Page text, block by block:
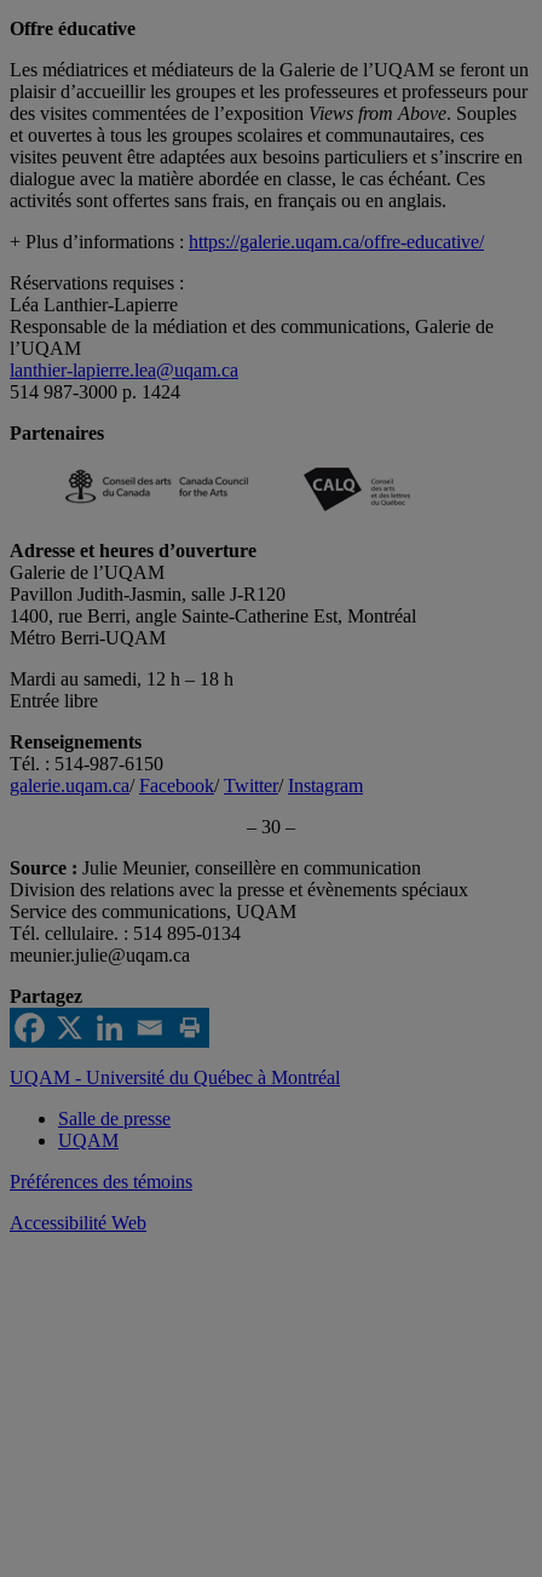
Offre éducative
Les médiatrices et médiateurs de la Galerie de l’UQAM se feront un
plaisir d’accueillir les groupes et les professeures et professeurs pour
des visites commentées de l’exposition Views from Above. Souples
et ouvertes à tous les groupes scolaires et communautaires, ces
visites peuvent être adaptées aux besoins particuliers et s’inscrire en
dialogue avec la matière abordée en classe, le cas échéant. Ces
activités sont offertes sans frais, en français ou en anglais.
+ Plus d’informations : https://galerie.uqam.ca/offre-educative/
Réservations requises :
Léa Lanthier-Lapierre
Responsable de la médiation et des communications, Galerie de
l’UQAM
lanthier-lapierre.lea@uqam.ca
514 987-3000 p. 1424
Partenaires
Adresse et heures d’ouverture
Galerie de l’UQAM
Pavillon Judith-Jasmin, salle J-R120
1400, rue Berri, angle Sainte-Catherine Est, Montréal
Métro Berri-UQAM
Mardi au samedi, 12 h – 18 h
Entrée libre
Renseignements
Tél. : 514-987-6150
galerie.uqam.ca/Facebook/Twitter/Instagram
– 30 –
Source : Julie Meunier, conseillère en communication
Division des relations avec la presse et évènements spéciaux
Service des communications, UQAM
Tél. cellulaire. : 514 895-0134
meunier.julie@uqam.ca
Partagez
UQAM - Université du Québec à Montréal
Salle de presse
UQAM
Préférences des témoins
Accessibilité Web